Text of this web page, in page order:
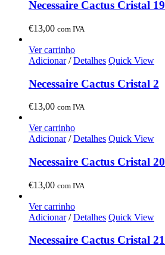
Necessaire Cactus Cristal 19
€13,00 com IVA
Ver carrinho
Adicionar/ Detalhes Quick View
Necessaire Cactus Cristal 2
€13,00 com IVA
Ver carrinho
Adicionar/ Detalhes Quick View
Necessaire Cactus Cristal 20
€13,00 com IVA
Ver carrinho
Adicionar/ Detalhes Quick View
Necessaire Cactus Cristal 21